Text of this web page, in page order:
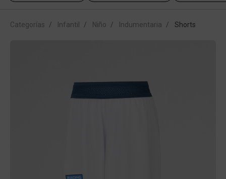
Categorías Infantil Niño Indumentaria Shorts